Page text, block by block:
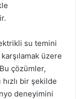
su temini
üzere
çözümler,
hızlı bir şekilde
deneyimini